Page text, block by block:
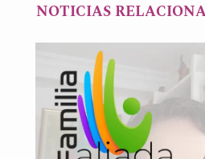
NOTICIAS